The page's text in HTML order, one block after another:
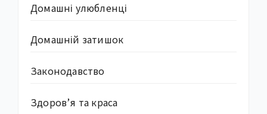
Домашні улюбленці
Домашній затишок
Законодавство
Здоров’я та краса